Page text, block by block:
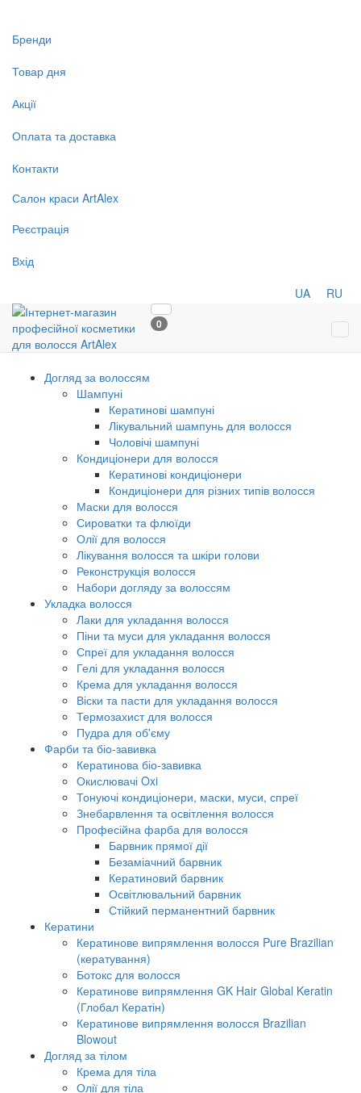
Бренди
Товар дня
Акції
Оплата та доставка
Контакти
Салон краси ArtAlex
Реєстрація
Вхід
UA RU
0
Догляд за волоссям
Шампуні
Кератинові шампуні
Лікувальний шампунь для волосся
Чоловічі шампуні
Кондиціонери для волосся
Кератинові кондиціонери
Кондиціонери для різних типів волосся
Маски для волосся
Сироватки та флюїди
Олії для волосся
Лікування волосся та шкіри голови
Реконструкція волосся
Набори догляду за волоссям
Укладка волосся
Лаки для укладання волосся
Піни та муси для укладання волосся
Спреї для укладання волосся
Гелі для укладання волосся
Крема для укладання волосся
Віски та пасти для укладання волосся
Термозахист для волосся
Пудра для об'єму
Фарби та біо-завивка
Кератинова біо-завивка
Окислювачі Oxi
Тонуючі кондиціонери, маски, муси, спреї
Знебарвлення та освітлення волосся
Професійна фарба для волосся
Барвник прямої дії
Безаміачний барвник
Кератиновий барвник
Освітлювальний барвник
Стійкий перманентний барвник
Кератини
Кератинове випрямлення волосся Pure Brazilian
(кератування)
Ботокс для волосся
Кератинове випрямлення GK Hair Global Keratin
(Глобал Кератін)
Кератинове випрямлення волосся Brazilian
Blowout
Догляд за тілом
Крема для тіла
Олії для тіла